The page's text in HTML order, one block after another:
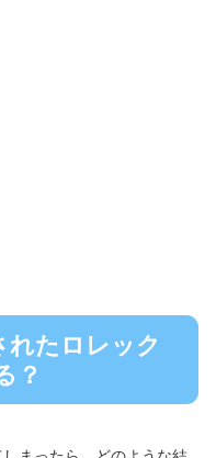
れたロレック
？